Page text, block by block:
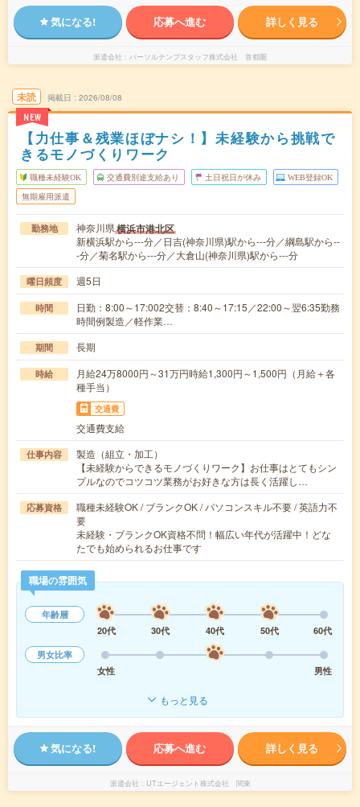
気になる! 応募へ進む 詳しく見る
派遣会社 パーソルテンプスタッフ株式会社 首都圏
未読
NEW
掲載日 2026/08/08
【力仕事＆残業ほぼナシ！】未経験から挑戦で
きるモノづくりワーク
職種未経験OK 交通費別途支給あり 土日祝日が休み WEB登録OK
無期雇用派遣
勤務地 神奈川県横浜市港北区
新横浜駅から---分／日吉(神奈川県)駅から---分／綱島駅から--
-分／菊名駅から---分／大倉山(神奈川県)駅から---分
曜日頻度 週5日
時間
日勤：8:00～17:002交替：8:40～17:15／22:00～翌6:35勤務
時間例製造／軽作業…
期間 長期
時給
月給24万8000円～31万円時給1,300円～1,500円（月給＋各
種手当）
交通費
交通費支給
仕事内容
製造（組立・加工）
【未経験からできるモノづくりワーク】お仕事はとてもシン
プルなのでコツコツ業務がお好きな方は長く活躍し…
応募資格
職種未経験OK / ブランクOK / パソコンスキル不要 / 英語力不
要
未経験・ブランクOK資格不問！幅広い年代が活躍中！どな
たでも始められるお仕事です
職場の雰囲気
年齢層
20代
30代 40代 50代
60代
男女比率
女性
男性
もっと見る
気になる! 応募へ進む 詳しく見る
派遣会社 UTエージェント株式会社 関東